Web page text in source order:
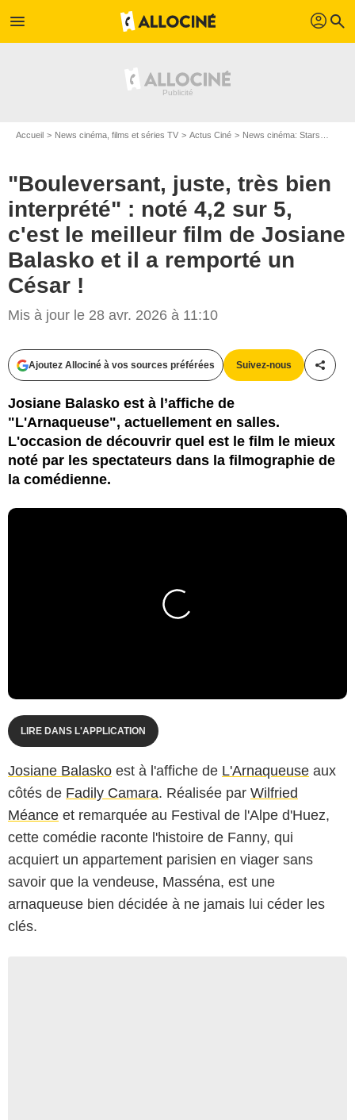
menu profil search
Accueil News cinéma, films et séries TV Actus Ciné News cinéma: Stars
"Bouleversant, juste, très bien
interprété" : noté 4,2 sur 5,
c'est le meilleur film de Josiane
Balasko et il a remporté un
César !
Mis à jour le 28 avr. 2026 à 11:10
Ajoutez Allociné à vos sources préférées Suivez-nous
Josiane Balasko est à l’affiche de
"L'Arnaqueuse", actuellement en salles.
L'occasion de découvrir quel est le film le mieux
noté par les spectateurs dans la filmographie de
la comédienne.
LIRE DANS L'APPLICATION
Josiane Balasko est à l'affiche de L'Arnaqueuse aux
côtés de Fadily Camara. Réalisée par Wilfried
Méance et remarquée au Festival de l'Alpe d'Huez,
cette comédie raconte l'histoire de Fanny, qui
acquiert un appartement parisien en viager sans
savoir que la vendeuse, Masséna, est une
arnaqueuse bien décidée à ne jamais lui céder les
clés.